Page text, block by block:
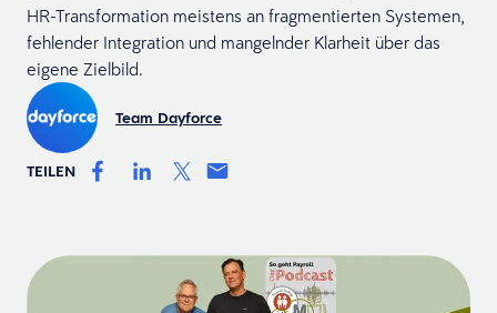
HR-Transformation meistens an fragmentierten Systemen,
fehlender Integration und mangelnder Klarheit über das
eigene Zielbild.
Team Dayforce
TEILEN